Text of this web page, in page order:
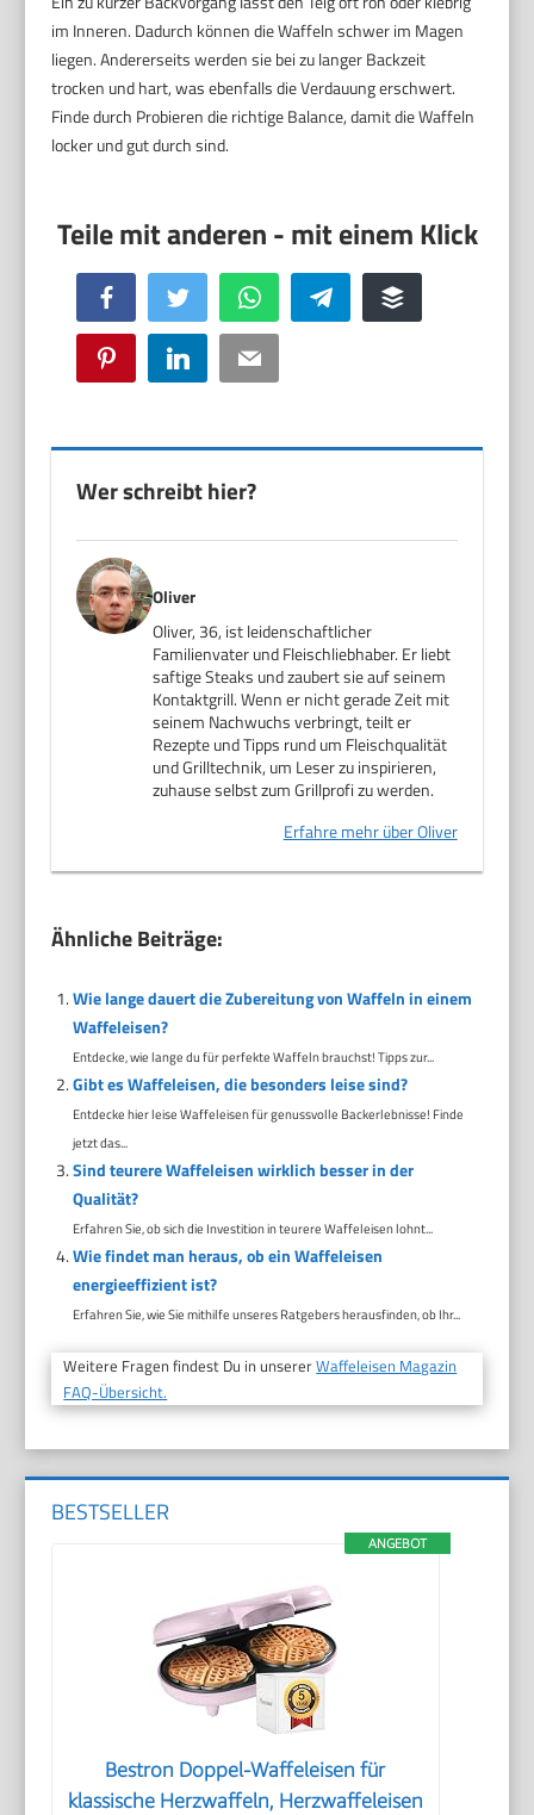
im Inneren. Dadurch können die Waffeln schwer im Magen
liegen. Andererseits werden sie bei zu langer Backzeit
trocken und hart, was ebenfalls die Verdauung erschwert.
Finde durch Probieren die richtige Balance, damit die Waffeln
locker und gut durch sind.
Facebook Twitter WhatsApp Telegram Buffer
Pinterest LinkedIn Email
Wer schreibt hier?
Oliver
Oliver, 36, ist leidenschaftlicher
Familienvater und Fleischliebhaber. Er liebt
saftige Steaks und zaubert sie auf seinem
Kontaktgrill. Wenn er nicht gerade Zeit mit
seinem Nachwuchs verbringt, teilt er
Rezepte und Tipps rund um Fleischqualität
und Grilltechnik, um Leser zu inspirieren,
zuhause selbst zum Grillprofi zu werden.
Erfahre mehr über Oliver
Ähnliche Beiträge:
Wie lange dauert die Zubereitung von Waffeln in einem
Waffeleisen?
Entdecke, wie lange du für perfekte Waffeln brauchst! Tipps zur...
Gibt es Waffeleisen, die besonders leise sind?
Entdecke hier leise Waffeleisen für genussvolle Backerlebnisse! Finde
jetzt das...
Sind teurere Waffeleisen wirklich besser in der
Qualität?
Erfahren Sie, ob sich die Investition in teurere Waffeleisen lohnt...
Wie findet man heraus, ob ein Waffeleisen
energieeffizient ist?
Erfahren Sie, wie Sie mithilfe unseres Ratgebers herausfinden, ob Ihr...
Weitere Fragen findest Du in unsererWaffeleisen Magazin
FAQ-Übersicht.
BESTSELLER
ANGEBOT
Bestron Doppel-Waffeleisen für
klassische Herzwaffeln, Herzwaffeleisen